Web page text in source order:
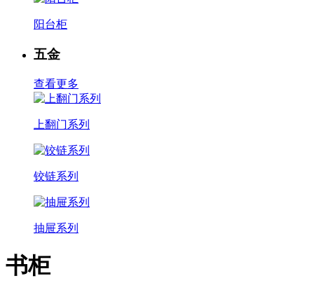
阳台柜
五金
查看更多
上翻门系列
铰链系列
抽屉系列
书柜